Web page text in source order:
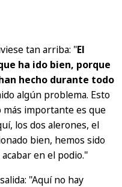
tan arriba: "El
ha ido bien, porque
hecho durante todo
algún problema. Esto
importante es que
los dos alerones, el
bien, hemos sido
en el podio."
"Aquí no hay